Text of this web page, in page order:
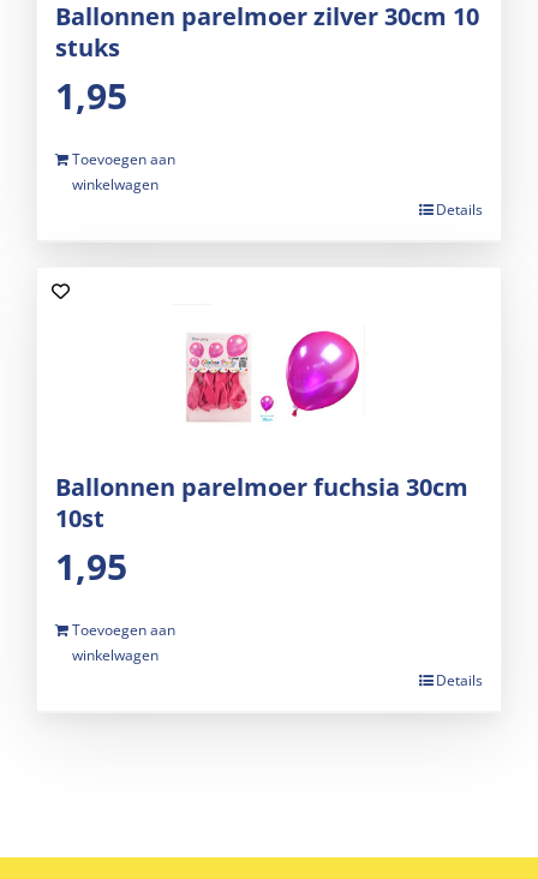
Ballonnen parelmoer zilver 30cm 10
stuks
1,95
Toevoegen aan
winkelwagen
Details
Ballonnen parelmoer fuchsia 30cm
10st
1,95
Toevoegen aan
winkelwagen
Details